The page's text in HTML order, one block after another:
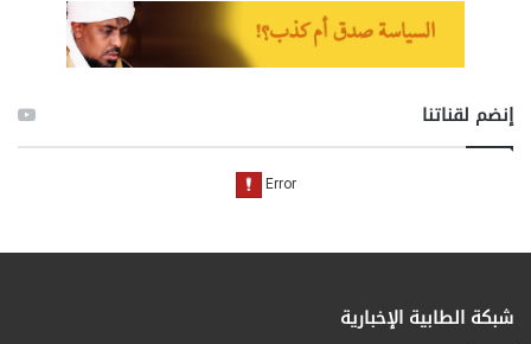
إنضم لقناتنا
شبكة الطابية الإخبارية